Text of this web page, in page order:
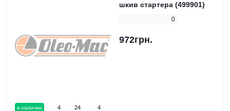
в наличии 4 24 4
шкив стартера (499901)
0
972грн.